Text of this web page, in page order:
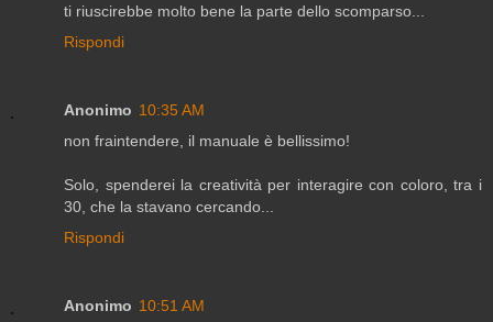
ti riuscirebbe molto bene la parte dello scomparso...
Rispondi
Anonimo 10:35 AM
non fraintendere, il manuale è bellissimo!
Solo, spenderei la creatività per interagire con coloro, tra i
30, che la stavano cercando...
Rispondi
Anonimo 10:51 AM